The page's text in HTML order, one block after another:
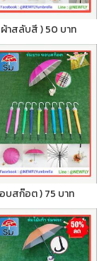
าสลับสี ) 50 บาท
บสก๊อต ) 75 บาท